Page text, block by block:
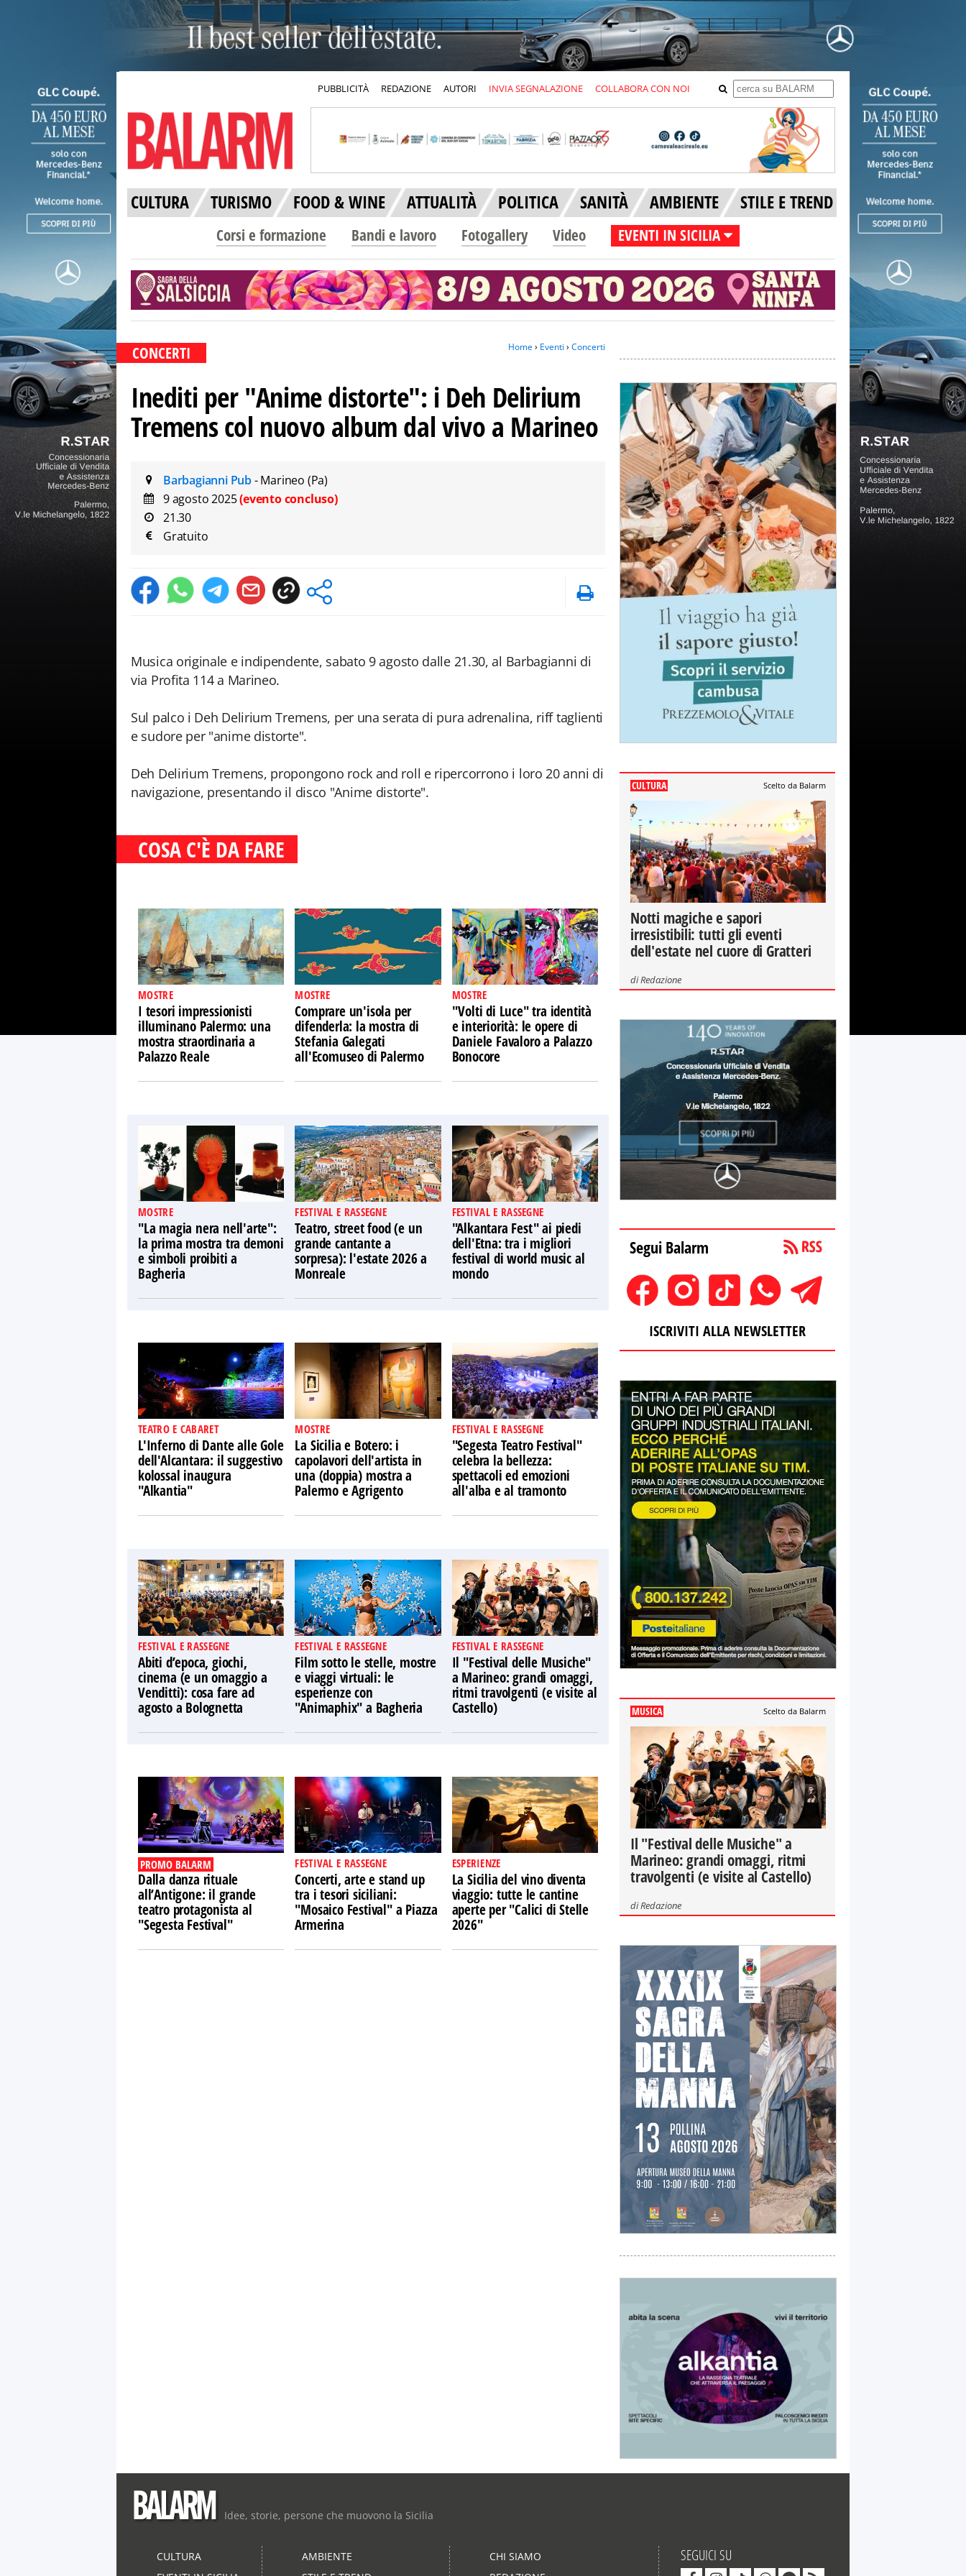
PUBBLICITÀ REDAZIONE AUTORI INVIA SEGNALAZIONE COLLABORA CON NOI
CULTURA TURISMO FOOD & WINE ATTUALITÀ POLITICA SANITÀ AMBIENTE STILE E TREND
Corsi e formazione Bandi e lavoro Fotogallery Video EVENTI IN SICILIA
CONCERTI Home› Eventi › Concerti
Inediti per "Anime distorte": i Deh Delirium
Tremens col nuovo album dal vivo a Marineo
Barbagianni Pub- Marineo (Pa)
9 agosto 2025(evento concluso)
21.30
Gratuito
Musica originale e indipendente, sabato 9 agosto dalle 21.30, al Barbagianni di
via Profita 114 a Marineo.
Sul palco i Deh Delirium Tremens, per una serata di pura adrenalina, riff taglienti
e sudore per "anime distorte".
Deh Delirium Tremens, propongono rock and roll e ripercorrono i loro 20 anni di
navigazione, presentando il disco "Anime distorte".
COSA C'È DA FARE
MOSTRE
I tesori impressionisti
illuminano Palermo: una
mostra straordinaria a
Palazzo Reale
MOSTRE
Comprare un'isola per
difenderla: la mostra di
Stefania Galegati
all'Ecomuseo di Palermo
MOSTRE
"Volti di Luce" tra identità
e interiorità: le opere di
Daniele Favaloro a Palazzo
Bonocore
MOSTRE
"La magia nera nell'arte":
la prima mostra tra demoni
e simboli proibiti a
Bagheria
FESTIVAL E RASSEGNE
Teatro, street food (e un
grande cantante a
sorpresa): l'estate 2026 a
Monreale
FESTIVAL E RASSEGNE
"Alkantara Fest" ai piedi
dell'Etna: tra i migliori
festival di world music al
mondo
TEATRO E CABARET
L'Inferno di Dante alle Gole
dell'Alcantara: il suggestivo
kolossal inaugura
"Alkantia"
MOSTRE
La Sicilia e Botero: i
capolavori dell'artista in
una (doppia) mostra a
Palermo e Agrigento
FESTIVAL E RASSEGNE
"Segesta Teatro Festival"
celebra la bellezza:
spettacoli ed emozioni
all'alba e al tramonto
FESTIVAL E RASSEGNE
Abiti d’epoca, giochi,
cinema (e un omaggio a
Venditti): cosa fare ad
agosto a Bolognetta
FESTIVAL E RASSEGNE
Film sotto le stelle, mostre
e viaggi virtuali: le
esperienze con
"Animaphix" a Bagheria
FESTIVAL E RASSEGNE
Il "Festival delle Musiche"
a Marineo: grandi omaggi,
ritmi travolgenti (e visite al
Castello)
PROMO BALARM
Dalla danza rituale
all’Antigone: il grande
teatro protagonista al
"Segesta Festival"
FESTIVAL E RASSEGNE
Concerti, arte e stand up
tra i tesori siciliani:
"Mosaico Festival" a Piazza
Armerina
ESPERIENZE
La Sicilia del vino diventa
viaggio: tutte le cantine
aperte per "Calici di Stelle
2026"
CULTURA Scelto da Balarm
Notti magiche e sapori
irresistibili: tutti gli eventi
dell'estate nel cuore di Gratteri
diRedazione
Segui Balarm
ISCRIVITI ALLA NEWSLETTER
MUSICA Scelto da Balarm
Il "Festival delle Musiche" a
Marineo: grandi omaggi, ritmi
travolgenti (e visite al Castello)
diRedazione
Idee, storie, persone che muovono la Sicilia
CULTURA
AMBIENTE
CHI SIAMO
SEGUICI SU